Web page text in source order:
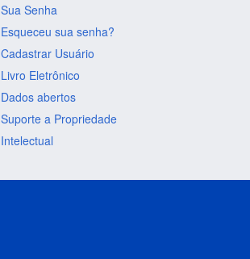
Sua Senha
Esqueceu sua senha?
Cadastrar Usuário
Livro Eletrônico
Dados abertos
Suporte a Propriedade
Intelectual